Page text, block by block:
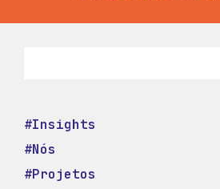
#Insights
#Nós
#Projetos